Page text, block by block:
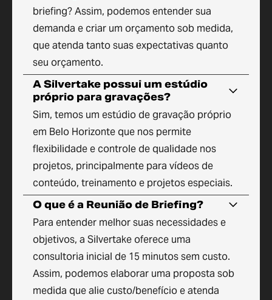
briefing? Assim, podemos entender sua
demanda e criar um orçamento sob medida,
que atenda tanto suas expectativas quanto
seu orçamento.
A Silvertake possui um estúdio
próprio para gravações?
Sim, temos um estúdio de gravação próprio
em Belo Horizonte que nos permite
flexibilidade e controle de qualidade nos
projetos, principalmente para vídeos de
conteúdo, treinamento e projetos especiais.
O que é a Reunião de Briefing?
Para entender melhor suas necessidades e
objetivos, a Silvertake oferece uma
consultoria inicial de 15 minutos sem custo.
Assim, podemos elaborar uma proposta sob
medida que alie custo/benefício e atenda